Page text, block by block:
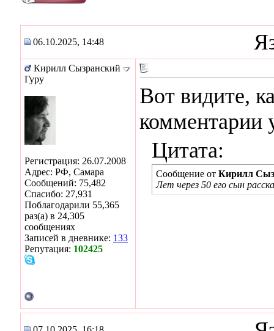
06.10.2025, 14:48
Кирилл Сызранский
Гуру
Регистрация: 26.07.2008
Адрес: РФ, Самара
Сообщений: 75,482
Спасибо: 27,931
Поблагодарили 55,365
раз(а) в 24,305
сообщениях
Записей в дневнике: 133
Репутация: 102425
Вот видите,
комментарии
Цитата:
Сообщение от Кирилл
Лет через 50 его сын